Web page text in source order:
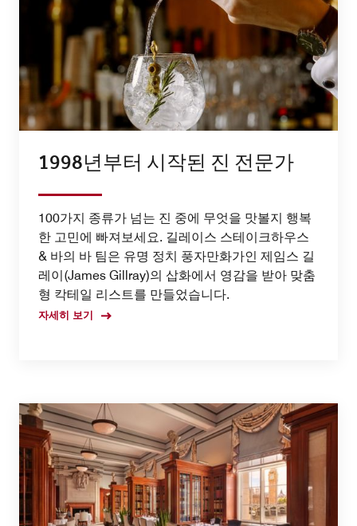
1998년부터 시작된 진 전문가
100가지 종류가 넘는 진 중에 무엇을 맛볼지 행복
한 고민에 빠져보세요. 길레이스 스테이크하우스
& 바의 바 팀은 유명 정치 풍자만화가인 제임스 길
레이(James Gillray)의 삽화에서 영감을 받아 맞춤
형 칵테일 리스트를 만들었습니다.
자세히 보기